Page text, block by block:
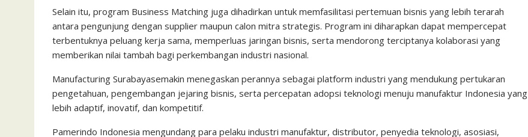
Selain itu, program Business Matching juga dihadirkan untuk memfasilitasi pertemuan bisnis yang lebih terarah
antara pengunjung dengan supplier maupun calon mitra strategis. Program ini diharapkan dapat mempercepat
terbentuknya peluang kerja sama, memperluas jaringan bisnis, serta mendorong terciptanya kolaborasi yang
memberikan nilai tambah bagi perkembangan industri nasional.
Manufacturing Surabayasemakin menegaskan perannya sebagai platform industri yang mendukung pertukaran
pengetahuan, pengembangan jejaring bisnis, serta percepatan adopsi teknologi menuju manufaktur Indonesia yang
lebih adaptif, inovatif, dan kompetitif.
Pamerindo Indonesia mengundang para pelaku industri manufaktur, distributor, penyedia teknologi, asosiasi,